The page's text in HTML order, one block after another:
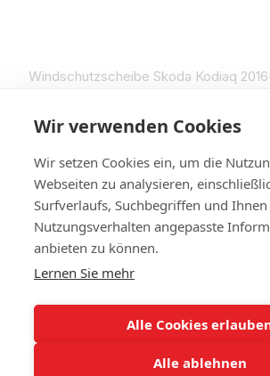
Windschutzscheibe Skoda Kodiaq
€294
Auf Lager
+4314420014
© 2023 IHR Autoglas. Ihr Experte
Wir verwenden Cookies
Wir setzen Cookies ein, um die
Webseiten zu analysieren,
Surfverlaufs, Suchbegriffen und
Nutzungsverhalten angepasste
anbieten zu können.
Lernen Sie mehr
Alle Cookies
Alle ablehnen